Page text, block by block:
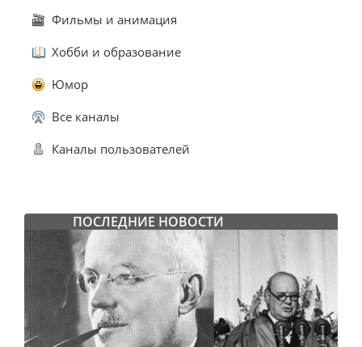
Фильмы и анимация
Хобби и образование
Юмор
Все каналы
Каналы пользователей
ПОСЛЕДНИЕ НОВОСТИ